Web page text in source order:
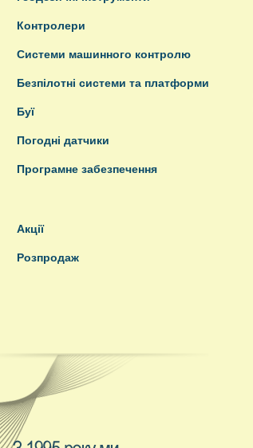
Контролери
Системи машинного контролю
Безпілотні системи та платформи
Буї
Погодні датчики
Програмне забезпечення
Акції
Розпродаж